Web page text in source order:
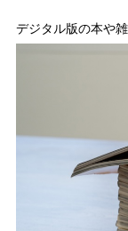
デジタル版の本や